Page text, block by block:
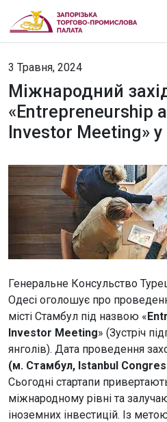
3 Травня, 2024
Міжнародний
«Entrepreneurship
Investor Meeting»
Генеральне Консульство
Одесі оголошує про
місті Стамбул під назвою «
Investor Meeting» (Зустріч
янголів). Дата проведення
(м. Стамбул, Istanbul
Cьогодні стартапи
міжнародному рівні та
іноземних інвестицій. Із